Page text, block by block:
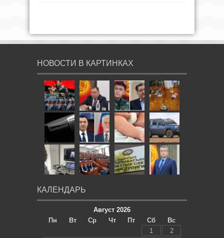
НОВОСТИ В КАРТИНКАХ
КАЛЕНДАРЬ
Август 2026
Пн
Вт Ср Чт Пт Сб
Вс
1
2